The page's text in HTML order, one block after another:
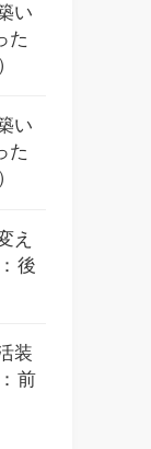
い
た
い
た
え
後
装
前